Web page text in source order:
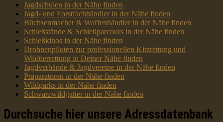
Jagdschulen in der Nähe finden
Jagd- und Forstfachhändler in der Nähe finden
Büchsenmacher & Waffenhändler in der Nähe finden
Schießstände & Schießparcours in der Nähe finden
Schießkinos in der Nähe finden
Drohnenpiloten zur professionellen Kitzrettung und
Wildtierrettung in Deiner Nähe finden
Jagdverbände & Jagdvereine in der Nähe finden
Präparatoren in der Nähe finden
Wildparks in der Nähe finden
Schwarzwildgatter in der Nähe finden
Durchsuche hier unsere Adressdatenbank